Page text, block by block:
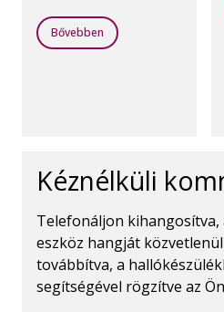
javítják a beszédértést
zajos és csendes
környezetben egyaránt.
Bővebben
Kéznélküli
Telefonáljon kihangosítva,
eszköz hangját
továbbítva, a
segítségével rögzítve az